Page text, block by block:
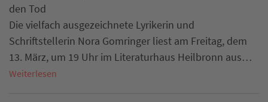
den Tod
Die vielfach ausgezeichnete Lyrikerin und
Schriftstellerin Nora Gomringer liest am Freitag, dem
13. März, um 19 Uhr im Literaturhaus Heilbronn aus…
Weiterlesen